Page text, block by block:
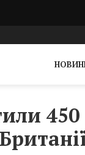
450